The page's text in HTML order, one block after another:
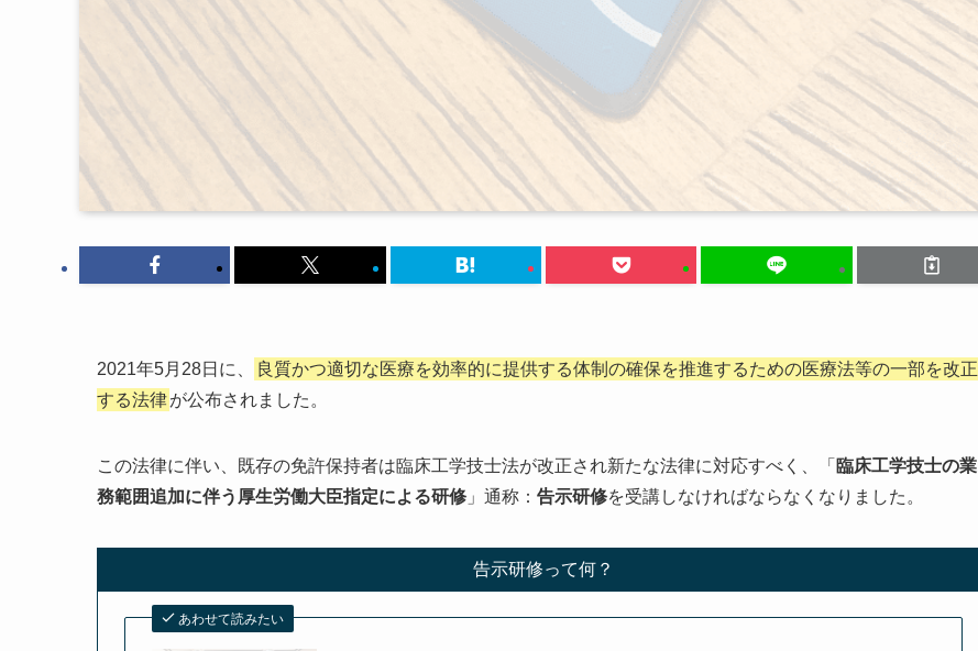
2021年5月28日に、
良質かつ適切な医療を効率的に提供する体制の確保を推進するための医療法等の一部を改正
する法律が公布されました。
この法律に伴い、既存の免許保持者は臨床工学技士法が改正され新たな法律に対応すべく、「 臨床工学技士の業
務範囲追加に伴う厚生労働大臣指定による研修 」通称： 告示研修を受講しなければならなくなりました。
告示研修って何？
あわせて読みたい